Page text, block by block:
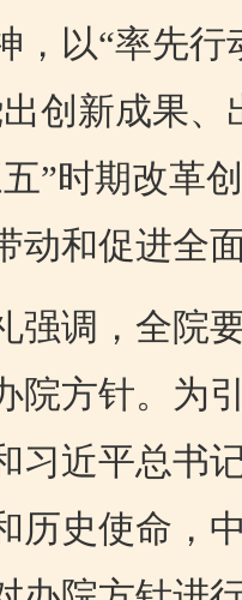
，以“率先
创新成果
”时期改革
动和促进全
调，全院要
院方针。为
习近平总书
历史使命，